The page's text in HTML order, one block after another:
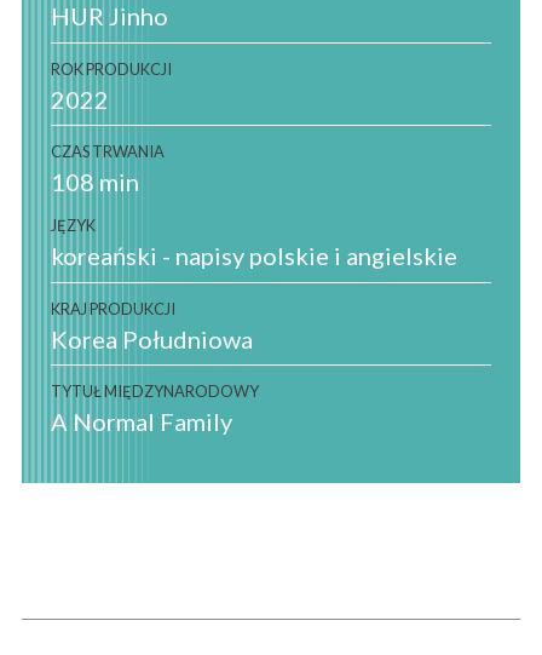
HUR Jinho
ROK PRODUKCJI
2022
CZAS TRWANIA
108 min
JĘZYK
koreański - napisy polskie i angielskie
KRAJ PRODUKCJI
Korea Południowa
TYTUŁ MIĘDZYNARODOWY
A Normal Family